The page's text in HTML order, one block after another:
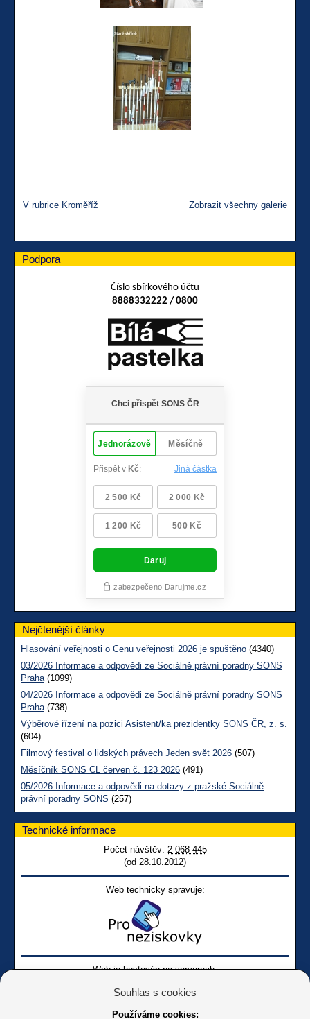
V rubrice Kroměříž Zobrazit všechny galerie
Podpora
Číslo sbírkového účtu
8888332222 / 0800
Nejčtenější články
Hlasování veřejnosti o Cenu veřejnosti 2026 je spuštěno (4340)
03/2026 Informace a odpovědi ze Sociálně právní poradny SONS
Praha(1099)
04/2026 Informace a odpovědi ze Sociálně právní poradny SONS
Praha(738)
Výběrové řízení na pozici Asistent/ka prezidentky SONS ČR, z. s.
(604)
Filmový festival o lidských právech Jeden svět 2026 (507)
Měsíčník SONS CL červen č. 123 2026 (491)
05/2026 Informace a odpovědi na dotazy z pražské Sociálně
právní poradny SONS (257)
Technické informace
Počet návštěv: 2 068 445
(od 28.10.2012)
Web technicky spravuje:
Web je hostován na serverech:
Souhlas s cookies
Používáme cookies: